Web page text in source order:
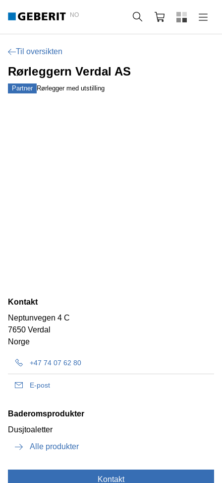
NO Søk Handlekurv
Til oversikten
Rørleggern Verdal AS
Partner Rørlegger med utstilling
Kontakt
Neptunvegen 4 C
7650 Verdal
Norge
+47 74 07 62 80
E-post
Baderomsprodukter
Dusjtoaletter
Alle produkter
Kontakt